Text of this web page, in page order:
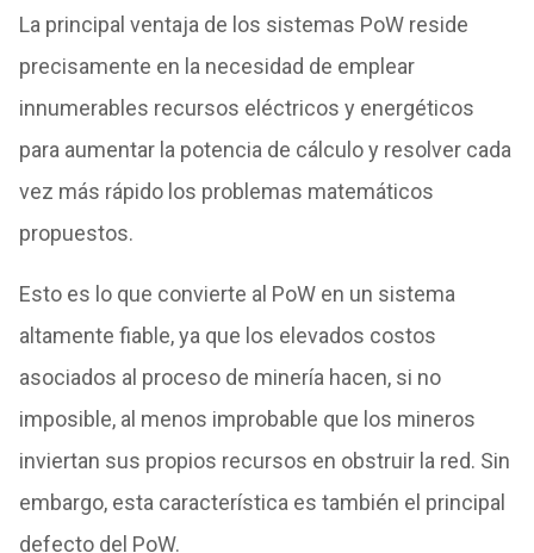
La principal ventaja de los sistemas PoW reside
precisamente en la necesidad de emplear
innumerables recursos eléctricos y energéticos
para aumentar la potencia de cálculo y resolver cada
vez más rápido los problemas matemáticos
propuestos.
Esto es lo que convierte al PoW en un sistema
altamente fiable, ya que los elevados costos
asociados al proceso de minería hacen, si no
imposible, al menos improbable que los mineros
inviertan sus propios recursos en obstruir la red. Sin
embargo, esta característica es también el principal
defecto del PoW.